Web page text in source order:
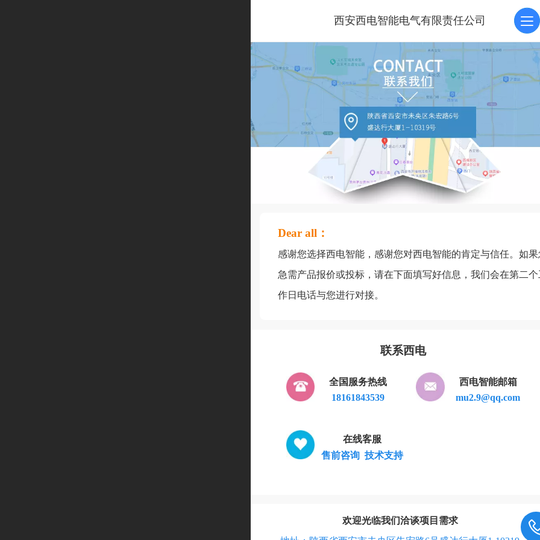
西安西电智能电气有限责任公司
Dear all：
感谢您选择西电智能，感谢您对西电智能的肯定与信任。如
急需产品报价或投标，请在下面填写好信息，我们会在第二
作日电话与您进行对接。
联系西电
全国服务热线
18161843539
mu2.9@qq.com
西电智能邮箱
售前咨询 技术支持
在线客服
欢迎光临我们洽谈项目需求